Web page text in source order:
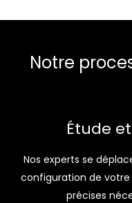
Notre
Étude
Nos experts se
configuration de
précises